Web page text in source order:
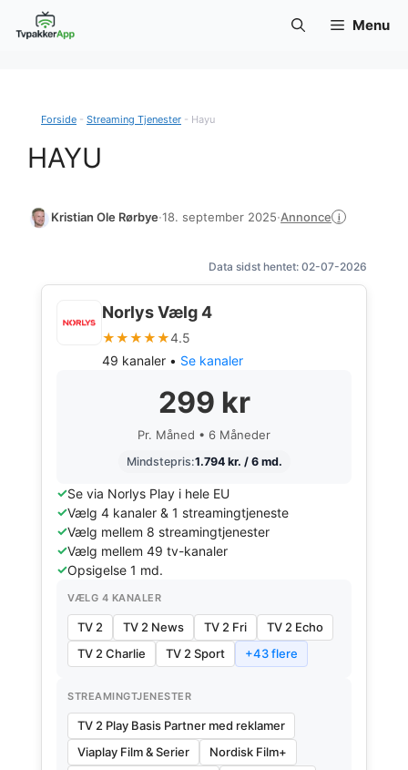
Menu
Forside - Streaming Tjenester - Hayu
HAYU
Kristian Ole Rørbye·18. september 2025·Annonce i
Data sidst hentet: 02-07-2026
Norlys Vælg 4
★★★★★4.5
49 kanaler • Se kanaler
299 kr
Pr. Måned • 6 Måneder
Mindstepris:1.794 kr. / 6 md.
Se via Norlys Play i hele EU
Vælg 4 kanaler & 1 streamingtjeneste
Vælg mellem 8 streamingtjenester
Vælg mellem 49 tv-kanaler
Opsigelse 1 md.
VÆLG 4 KANALER
TV 2 TV 2 News TV 2 Fri
TV 2 Echo
TV 2 Charlie
TV 2 Sport +43 flere
STREAMINGTJENESTER
TV 2 Play Basis Partner med reklamer
Viaplay Film & Serier
Nordisk Film+